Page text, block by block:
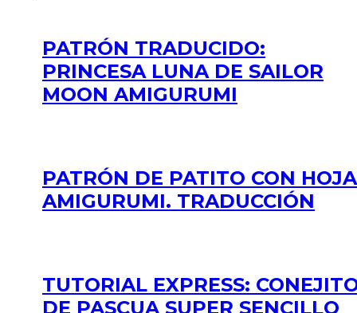
PATRÓN TRADUCIDO:
PRINCESA LUNA DE SAILOR
MOON AMIGURUMI
PATRÓN DE PATITO CON HOJA
AMIGURUMI. TRADUCCIÓN
TUTORIAL EXPRESS:
DE PASCUA SUPER SENCILLO